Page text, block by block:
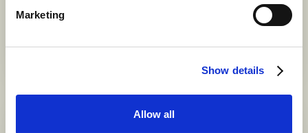
Marketing
Show details
Allow all
organiska framväxt under årtusenden. Vi provar 12
klassiska sorter av - vitt, grönt, oolong, svart och